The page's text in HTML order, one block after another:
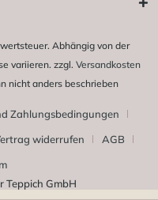
Abhängig von der
variieren. zzgl. Versandkosten
nicht anders beschrieben
Zahlungsbedingungen
widerrufen
AGB
Teppich GmbH